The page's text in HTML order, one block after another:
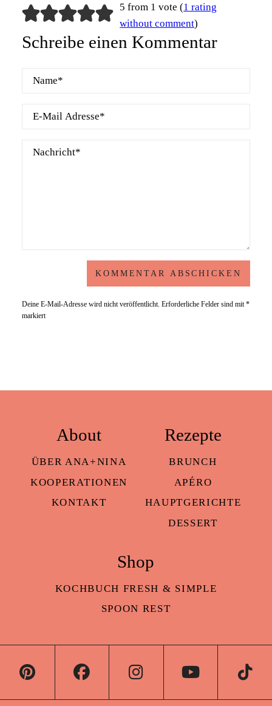
5 from 1 vote (1 rating
without comment)
Schreibe einen Kommentar
Deine E-Mail-Adresse wird nicht veröffentlicht. Erforderliche Felder sind mit*
markiert
About
ÜBER ANA+NINA
KOOPERATIONEN
KONTAKT
Rezepte
BRUNCH
APÉRO
HAUPTGERICHTE
DESSERT
Shop
KOCHBUCH FRESH & SIMPLE
SPOON REST